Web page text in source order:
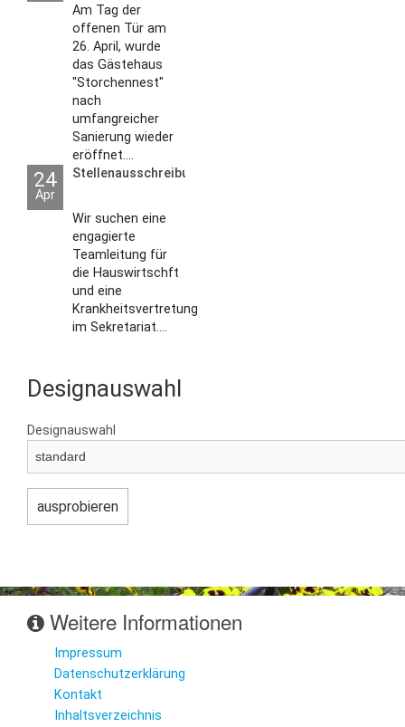
Am Tag der
offenen Tür am
26. April, wurde
das Gästehaus
"Storchennest"
nach
umfangreicher
Sanierung wieder
eröffnet....
24
Apr
Stellenausschreibungen
Wir suchen eine
engagierte
Teamleitung für
die Hauswirtschft
und eine
Krankheitsvertretung
im Sekretariat....
Designauswahl
Designauswahl
Weitere Informationen
Impressum
Datenschutzerklärung
Kontakt
Inhaltsverzeichnis